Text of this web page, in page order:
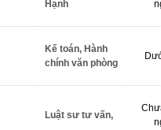
Hạnh
Kế toán, Hành
chính văn phòng
Luật sư tư vấn,